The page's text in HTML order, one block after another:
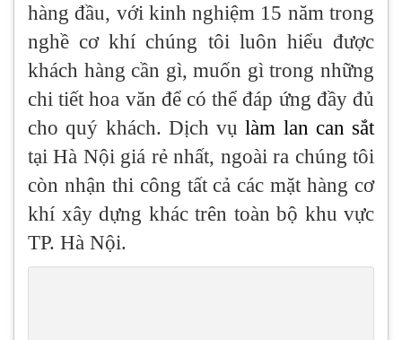
hàng đầu, với kinh nghiệm 15 năm trong
nghề cơ khí chúng tôi luôn hiểu được
khách hàng cần gì, muốn gì trong những
chi tiết hoa văn để có thể đáp ứng đầy đủ
cho quý khách. Dịch vụlàm lan can sắt
tại Hà Nội giá rẻ nhất, ngoài ra chúng tôi
còn nhận thi công tất cả các mặt hàng cơ
khí xây dựng khác trên toàn bộ khu vực
TP. Hà Nội.